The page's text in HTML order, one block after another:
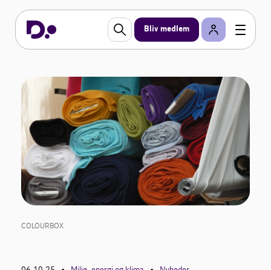
Bliv medlem
COLOURBOX